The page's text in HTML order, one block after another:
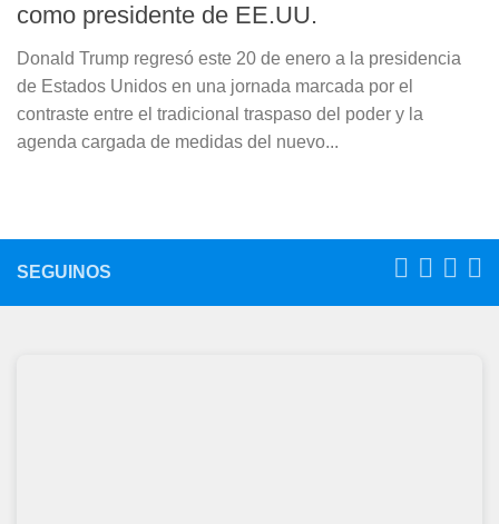
como presidente de EE.UU.
Donald Trump regresó este 20 de enero a la presidencia
de Estados Unidos en una jornada marcada por el
contraste entre el tradicional traspaso del poder y la
agenda cargada de medidas del nuevo...
SEGUINOS